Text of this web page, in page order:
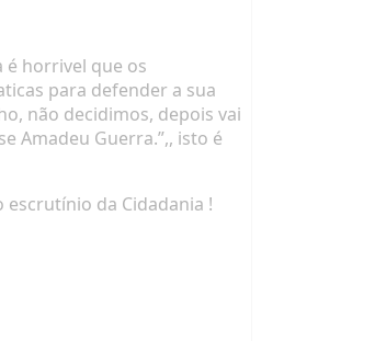
é horrivel que os
para defender a sua
não decidimos, depois vai
Amadeu Guerra.”,, isto é
da Cidadania !